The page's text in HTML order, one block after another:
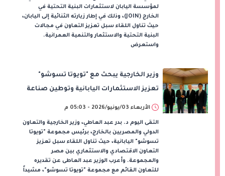
لمؤسسة اليابان لاستثمارات البنية التحتية في
الخارج (JOIN)، وذلك في إطار زيارته الثنائية إلى اليابان،
حيث تناول اللقاء سبل تعزيز التعاون في مجالات
البنية التحتية والاستثمار والتنمية العمرانية.
واستعرض
وزير الخارجية يبحث مع "تويوتا تسوشو"
تعزيز الاستثمارات اليابانية وتوطين صناعة
السيارات في مصر
الأربعاء 03/يونيو/2026 - 05:03 م
التقى اليوم د. بدر عبد العاطي، وزير الخارجية والتعاون
الدولي والمصريين بالخارج، برئيس مجموعة "تويوتا
تسوشو" اليابانية، حيث تناول اللقاء سبل تعزيز
التعاون الاقتصادي والاستثماري بين مصر
والمجموعة. وأعرب الوزير عبد العاطى عن تقديره
للتعاون القائم مع مجموعة "تويوتا تسوشو"، مشيداً